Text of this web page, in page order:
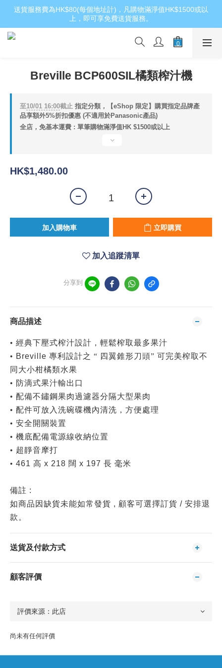
送貨服務費為HK$80(每個地址計)，凡購物滿淨值HK$1500或以
上，即可享免費送貨服務。
Breville BCP600SIL橘類榨汁機
至10/01 16:00截止 指定分類，【eShop 限定】購買指定品牌產
品享額外5%折扣優惠 (不適用於Panasonic產品)
全店，免基本運費 : 單筆購物滿淨值HK $1500或以上
HK$1,480.00
加入購物車 立即購買
加入追蹤清單
分享到
商品描述
• 經典下壓式榨汁設計，輕鬆榨取最多果汁
• Breville 專利設計之 “ 四翼錐形刀頭” 可完美榨取不
同大小柑橘類水果
• 防滴式果汁輸出口
• 配備不鏽鋼果肉過濾器分隔大型果肉
• 配件可放入洗碗碟機內清洗，方便處理
• 安全開關裝置
• 機底配備電源線收納位置
• 超靜音摩打
• 461 高 x 218 闊 x 197 長 毫米
備註 :
如商品因缺貨未能如常發貨 , 顧客可選擇訂貨 / 安排退
款。
送貨及付款方式
顧客評價
尚未有任何評價